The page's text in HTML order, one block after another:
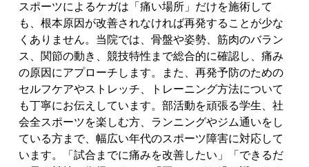
スポーツによるケガは「痛い場所」だけを施術して
も、根本原因が改善されなければ再発することが少な
くありません。当院では、骨盤や姿勢、筋肉のバラン
ス、関節の動き、競技特性まで総合的に確認し、痛み
の原因にアプローチします。また、再発予防のための
セルフケアやストレッチ、トレーニング方法について
も丁寧にお伝えしています。部活動を頑張る学生、社
会全スポーツを楽しむ方、ランニングやジム通いをし
ている方まで、幅広い年代のスポーツ障害に対応して
います。「試合までに痛みを改善したい」「できるだ